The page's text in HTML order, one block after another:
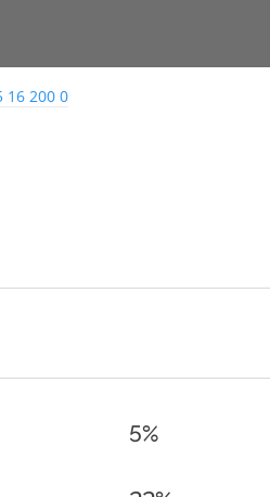
16 200 0
5%